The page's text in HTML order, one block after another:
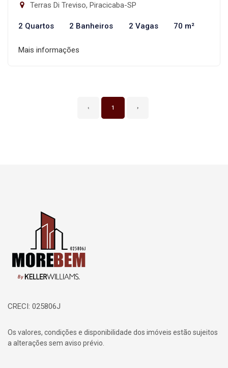
Terras Di Treviso, Piracicaba-SP
2 Quartos 2 Banheiros 2 Vagas 70 m²
Mais informações
‹ 1 ›
Página inicial
CRECI: 025806J
Os valores, condições e disponibilidade dos imóveis estão sujeitos
a alterações sem aviso prévio.